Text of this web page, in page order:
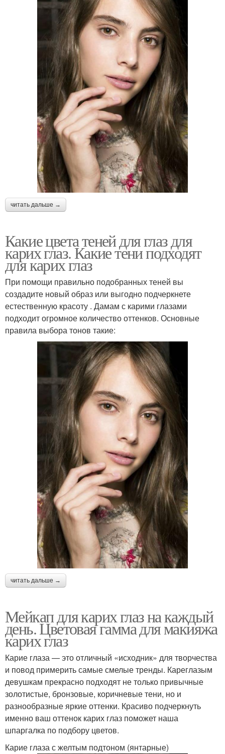
читать дальше →
Какие цвета теней для глаз для
карих глаз. Какие тени подходят
для карих глаз
При помощи правильно подобранных теней вы
создадите новый образ или выгодно подчеркнете
естественную красоту . Дамам с карими глазами
подходит огромное количество оттенков. Основные
правила выбора тонов такие:
читать дальше →
Мейкап для карих глаз на каждый
день. Цветовая гамма для макияжа
карих глаз
Карие глаза — это отличный «исходник» для творчества
и повод примерить самые смелые тренды. Кареглазым
девушкам прекрасно подходят не только привычные
золотистые, бронзовые, коричневые тени, но и
разнообразные яркие оттенки. Красиво подчеркнуть
именно ваш оттенок карих глаз поможет наша
шпаргалка по подбору цветов.
Карие глаза с желтым подтоном (янтарные)